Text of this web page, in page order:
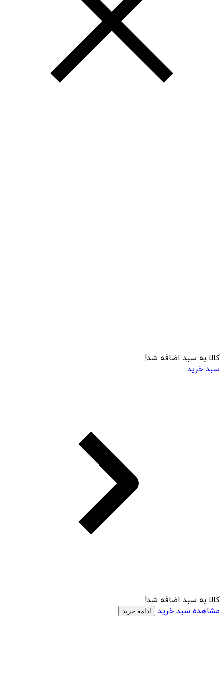
کالا به سبد اضافه شد!
سبد خرید
کالا به سبد اضافه شد!
مشاهده سبد خرید
ادامه خرید